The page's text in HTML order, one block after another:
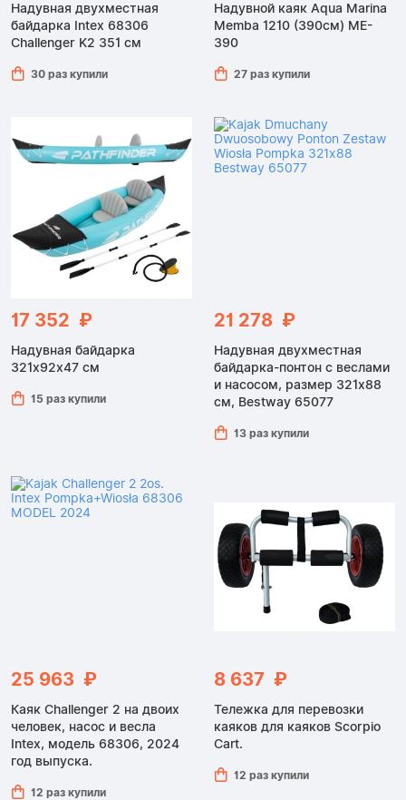
Надувная двухместная
байдарка Intex 68306
Challenger K2 351 см
30 раз купили
Надувной каяк Aqua Marina
Memba 1210 (390см) ME-
390
27 раз купили
17 352 ₽
Надувная байдарка
321x92x47 см
15 раз купили
21 278 ₽
Надувная двухместная
байдарка-понтон с веслами
и насосом, размер 321x88
см, Bestway 65077
13 раз купили
25 963 ₽
Каяк Challenger 2 на двоих
человек, насос и весла
Intex, модель 68306, 2024
год выпуска.
12 раз купили
8 637 ₽
Тележка для перевозки
каяков для каяков Scorpio
Cart.
12 раз купили